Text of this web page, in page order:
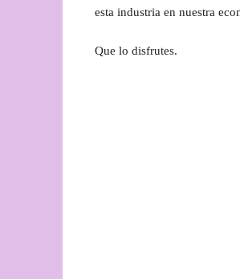
esta industria en nuestra
Que lo disfrutes.